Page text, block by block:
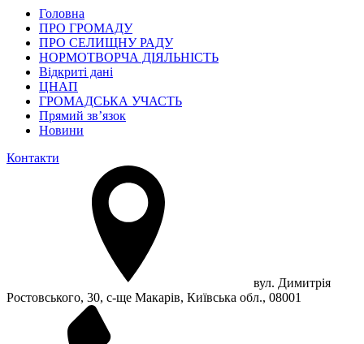
Головна
ПРО ГРОМАДУ
ПРО СЕЛИЩНУ РАДУ
НОРМОТВОРЧА ДІЯЛЬНІСТЬ
Відкриті дані
ЦНАП
ГРОМАДСЬКА УЧАСТЬ
Прямий зв’язок
Новини
Контакти
вул. Димитрія
Ростовського, 30, с-ще Макарів, Київська обл., 08001